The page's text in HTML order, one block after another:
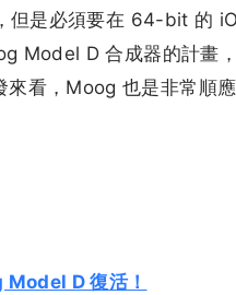
但是必須要在 64-bit 的
Model D 合成器的計畫
看，Moog 也是非常順應
D 復活！